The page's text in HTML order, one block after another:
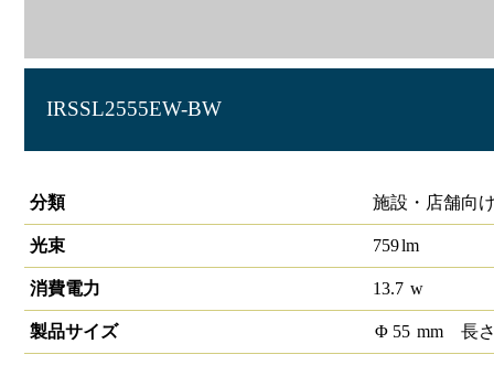
IRSSL2555EW-BW
分類
施設・店舗向
光束 759lm
消費電力 13.7 w
製品サイズ Φ 55 mm 長